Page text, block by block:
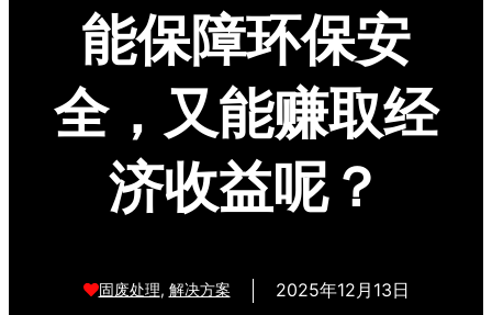
能保障环保安
全，又能赚取经
济收益呢？
固废处理, 解决方案 2025年12月13日